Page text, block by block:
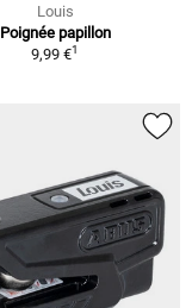
Louis
Poignée papillon
9,99 €1